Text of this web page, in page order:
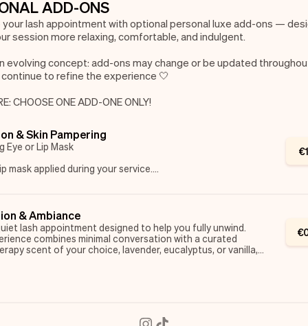
ADD-ONS
your lash appointment with optional personal luxe add-ons —
session more relaxing, comfortable, and indulgent.
evolving concept: add-ons may change or be updated
continue to refine the experience 🤍
CHOOSE ONE ADD-ONE ONLY!
& Skin Pampering
Eye or Lip Mask
mask applied during your service.
eye mask applied after your service
and hydrates after your lashes are perfected, a mini facial
€1
& Ambiance
lash appointment designed to help you fully unwind.
combines minimal conversation with a curated
scent of your choice, lavender, eucalyptus, or vanilla,
busy professionals, introverts, or anyone craving a moment
€